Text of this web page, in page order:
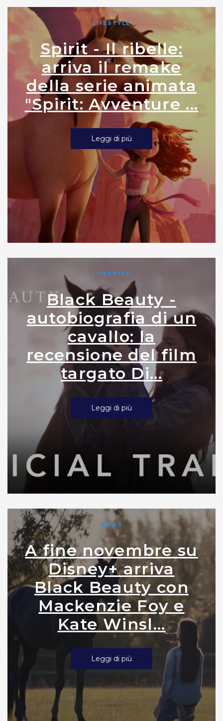
LIFESTYLE
Spirit - Il ribelle:
arriva il remake
della serie animata
"Spirit: Avventure ...
Leggi di più
LIFESTYLE
Black Beauty -
autobiografia di un
cavallo: la
recensione del film
targato Di...
Leggi di più
NEWS
A fine novembre su
Disney+ arriva
Black Beauty con
Mackenzie Foy e
Kate Winsl...
Leggi di più